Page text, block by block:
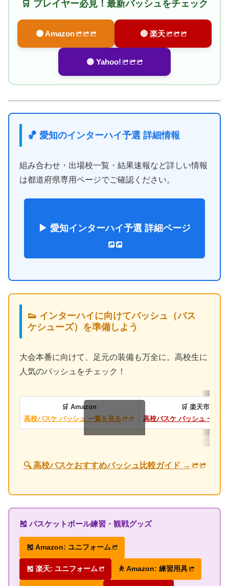
🛒 プレイヤー必見！最新バッシュをチェック
🟠 Amazon 🔴 楽天
🟣 Yahoo!
🏀 愛知のインターハイ予選 詳細情報
組み合わせ・出場校一覧・結果速報など詳しい情報
は都道府県専用ページでご確認ください。
▶ 愛知インターハイ予選 詳細ページ
👟 インターハイに向けてバッシュ（バス
ケシューズ）を準備しよう
大会本番に向けて、足元の装備も万全に。高校生に
人気のバッシュをチェック！
🛒 Amazon
高校バスケ バッシュ 一覧を見る
🛒 楽天市場
高校バスケ バッシュ 一覧を
🔍 高校バスケおすすめバッシュ比較ガイド →
🎽 バスケットボール練習・観戦グッズ
🎽 Amazon: ユニフォーム
🎽 楽天: ユニフォーム ⛹ Amazon: 練習用具